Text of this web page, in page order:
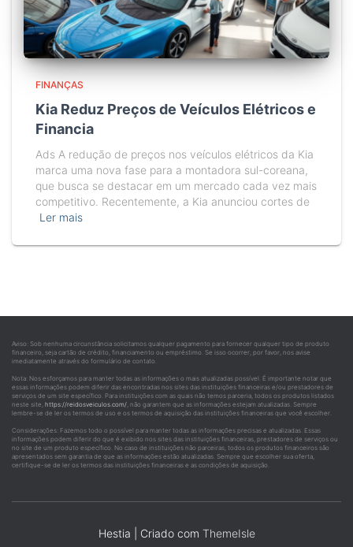
FINANÇAS
Kia Reduz Preços de Veículos Elétricos e
Financia
Ads A redução de preços nos veículos elétricos da Kia
marca uma nova fase para a montadora sul-coreana,
que busca se destacar em um mercado cada vez mais
competitivo. Recentemente, a Kia anunciou cortes de
Ler mais
Aviso: Sob nenhuma circunstância solicitamos qualquer pagamento para fornecer qualquer tipo de produto
financeiro, seja cartão de crédito, financiamento ou empréstimo. Se isso ocorrer, por favor, nos avise
imediatamente através do formulário de contato.
Nota: Nos esforçamos para manter todas as informações o mais atualizadas possível. É importante notar que
essas informações podem diferir das encontradas nos sites das instituições financeiras e/ou prestadores de
serviços de um site específico. Para instituições com as quais não temos parceria, todos os produtos listados
neste site, https://reidosveiculos.com/, não garantem que as informações estejam atualizadas. Sempre
lembre-se de ler os termos de uso e os termos de aquisição das instituições financeiras que você escolher.
Considerações: Fazemos todo o possível para manter todas as informações precisas e atualizadas. Essas
informações podem diferir do que é exibido nos sites das instituições financeiras, prestadores de serviços ou
no site de um produto específico. No caso de instituições não parceiras, todos os produtos financeiros são
apresentados sem garantia de que as informações estão atualizadas. Sempre que escolher sua oferta,
certifique-se de ler os termos das instituições financeiras e as condições de aquisição.
Hestia | Criado com ThemeIsle